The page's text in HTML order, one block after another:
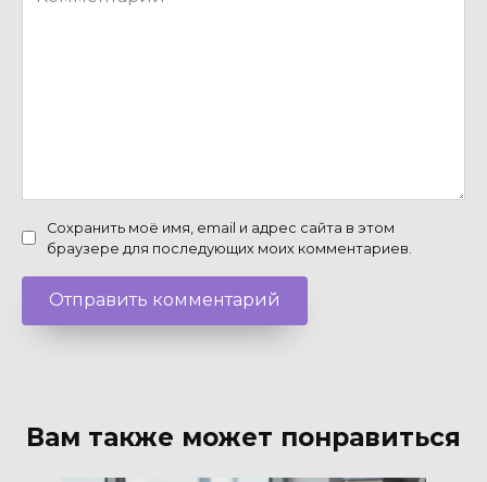
Сохранить моё имя, email и адрес сайта в этом
браузере для последующих моих комментариев.
Вам также может понравиться